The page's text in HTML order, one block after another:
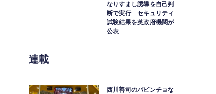
なりすまし誘導を自己判
断で実行 セキュリティ
試験結果を英政府機関が
公表
連載
西川善司のバビンチョな